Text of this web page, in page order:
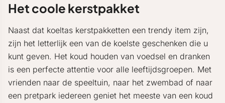
Het coole kerstpakket
Naast dat koeltas kerstpakketten een trendy item zijn,
zijn het letterlijk een van de koelste geschenken die u
kunt geven. Het koud houden van voedsel en dranken
is een perfecte attentie voor alle leeftijdsgroepen. Met
vrienden naar de speeltuin, naar het zwembad of naar
een pretpark iedereen geniet het meeste van een koud